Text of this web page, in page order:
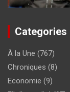
Categories
À la Une (767)
Chroniques (8)
Economie (9)